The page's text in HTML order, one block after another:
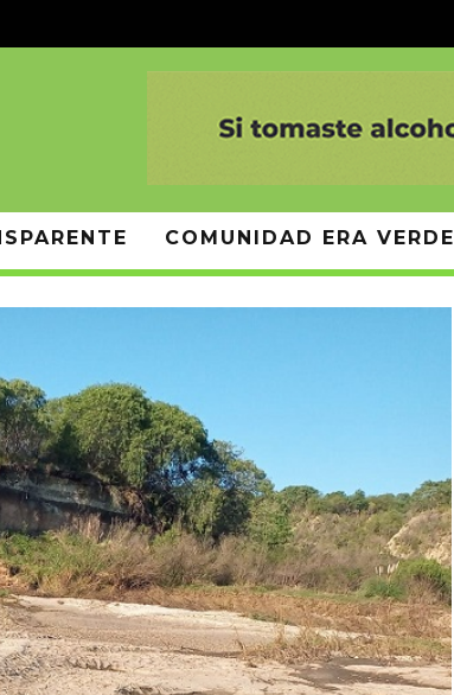
COMUNIDAD ERA VERDE